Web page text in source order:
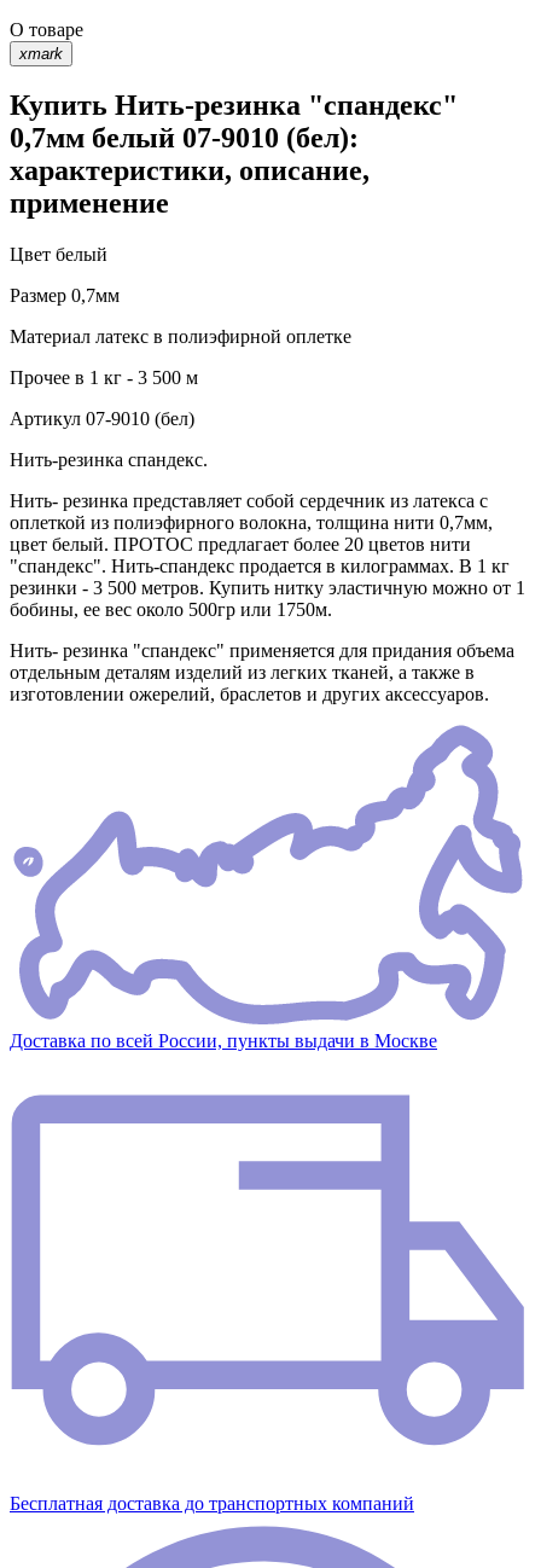
О товаре
xmark
Купить Нить-резинка "спандекс"
0,7мм белый 07-9010 (бел):
характеристики, описание,
применение
Цвет белый
Размер 0,7мм
Материал латекс в полиэфирной оплетке
Прочее в 1 кг - 3 500 м
Артикул 07-9010 (бел)
Нить-резинка спандекс.
Нить- резинка представляет собой сердечник из латекса с
оплеткой из полиэфирного волокна, толщина нити 0,7мм,
цвет белый. ПРОТОС предлагает более 20 цветов нити
"спандекс". Нить-спандекс продается в килограммах. В 1 кг
резинки - 3 500 метров. Купить нитку эластичную можно от 1
бобины, ее вес около 500гр или 1750м.
Нить- резинка "спандекс" применяется для придания объема
отдельным деталям изделий из легких тканей, а также в
изготовлении ожерелий, браслетов и других аксессуаров.
Доставка по всей России, пункты выдачи в Москве
Бесплатная доставка до транспортных компаний